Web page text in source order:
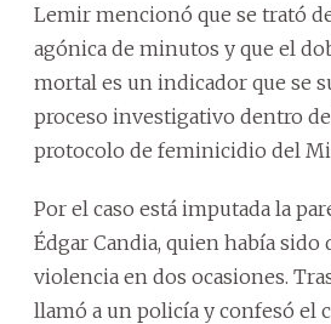
Lemir mencionó que se trató
agónica de minutos y que el
mortal es un indicador que se
proceso investigativo dentro
protocolo de feminicidio del
Por el caso está imputada la
Édgar Candia, quien había
violencia en dos ocasiones.
llamó a un policía y confesó el